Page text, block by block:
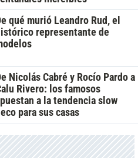
qué murió Leandro Rud, el
representante de
Nicolás Cabré y Rocío Pardo a
Rivero: los famosos
a la tendencia slow
para sus casas